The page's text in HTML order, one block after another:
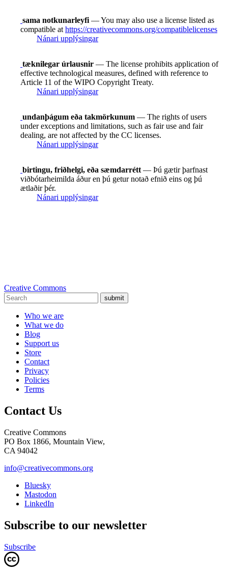
sama notkunarleyfi — You may also use a license listed as
compatible at https://creativecommons.org/compatiblelicenses
Nánari upplýsingar
tæknilegar úrlausnir — The license prohibits application of
effective technological measures, defined with reference to
Article 11 of the WIPO Copyright Treaty.
Nánari upplýsingar
undanþágum eða takmörkunum — The rights of users
under exceptions and limitations, such as fair use and fair
dealing, are not affected by the CC licenses.
Nánari upplýsingar
birtingu, friðhelgi, eða sæmdarrétt — Þú gætir þarfnast
viðbótarheimilda áður en þú getur notað efnið eins og þú
ætlaðir þér.
Nánari upplýsingar
Creative Commons
submit
Who we are
What we do
Blog
Support us
Store
Contact
Privacy
Policies
Terms
Contact Us
Creative Commons
PO Box 1866, Mountain View,
CA 94042
info@creativecommons.org
Bluesky
Mastodon
LinkedIn
Subscribe to our newsletter
Subscribe